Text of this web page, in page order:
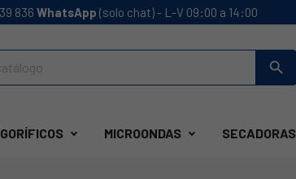
836 WhatsApp (solo chat) - L-V 09:00 a 14:00
search
MICROONDAS SECADORAS